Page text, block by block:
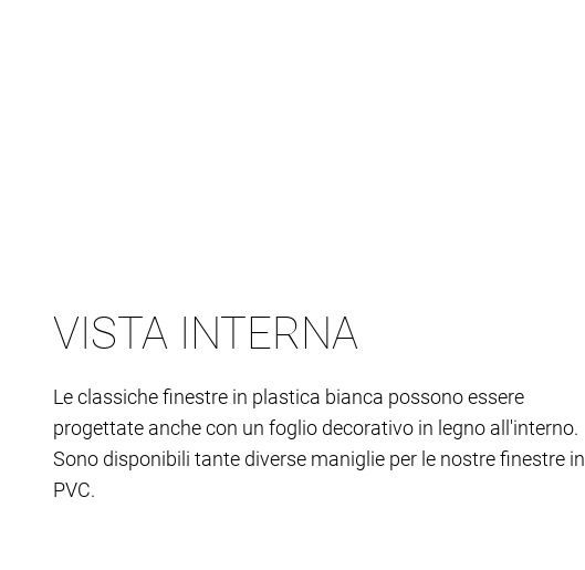
VISTA INTERNA
Le classiche finestre in plastica bianca possono essere
progettate anche con un foglio decorativo in legno all'interno.
Sono disponibili tante diverse maniglie per le nostre finestre in
PVC.